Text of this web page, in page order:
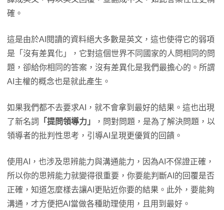
確。
這是由於AI閱讀的資料絕大多數是英文，這也使得它的弱項
是「沒有差異化」，它對這個世界不同國家的人問相同的問
題，卻給你相同的答案，沒有差異化是我們最擔心的。所謂
AI主權的概念也是就此產生。
如果我們都不去要求AI，就不會拿到最好的結果。這也出現
了新名詞
「提問領導力」
，問對問題，是為了解決問題，以
領導者的批判性思考，引導AI呈現更優質的回饋。
使用AI，也涉及思辨能力與溝通能力，因為AI不保證正確，
所以你的思辨能力就變得很重要，你要能判斷AI的回覆是否
正確，知道怎麼樣去讓AI更貼近你要的結果。此外，要能夠
溝通，才方便把AI當做各種助理使用，且用到最好。